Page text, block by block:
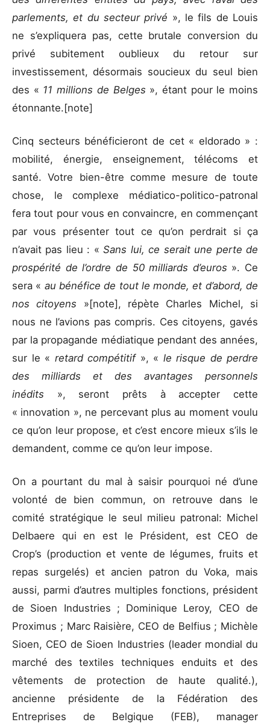
parlements, et du secteur privé », le fils de Louis
ne s’expliquera pas, cette brutale conversion du
privé subitement oublieux du retour sur
investissement, désormais soucieux du seul bien
des « 11 millions de Belges », étant pour le moins
étonnante.[note]
Cinq secteurs bénéficieront de cet « eldorado » :
mobilité, énergie, enseignement, télécoms et
santé. Votre bien-être comme mesure de toute
chose, le complexe médiatico-politico-patronal
fera tout pour vous en convaincre, en commençant
par vous présenter tout ce qu’on perdrait si ça
n’avait pas lieu : «Sans lui, ce serait une perte de
prospérité de l’ordre de 50 milliards d’euros ». Ce
sera « au bénéfice de tout le monde, et d’abord, de
nos citoyens »[note], répète Charles Michel, si
nous ne l’avions pas compris. Ces citoyens, gavés
par la propagande médiatique pendant des années,
sur le « retard compétitif», « le risque de perdre
des milliards et des avantages personnels
inédits », seront prêts à accepter cette
« innovation », ne percevant plus au moment voulu
ce qu’on leur propose, et c’est encore mieux s’ils le
demandent, comme ce qu’on leur impose.
On a pourtant du mal à saisir pourquoi né d’une
volonté de bien commun, on retrouve dans le
comité stratégique le seul milieu patronal: Michel
Delbaere qui en est le Président, est CEO de
Crop’s (production et vente de légumes, fruits et
repas surgelés) et ancien patron du Voka, mais
aussi, parmi d’autres multiples fonctions, président
de Sioen Industries ; Dominique Leroy, CEO de
Proximus ; Marc Raisière, CEO de Belfius ; Michèle
Sioen, CEO de Sioen Industries (leader mondial du
marché des textiles techniques enduits et des
vêtements de protection de haute qualité.),
ancienne présidente de la Fédération des
Entreprises de Belgique (FEB), manager